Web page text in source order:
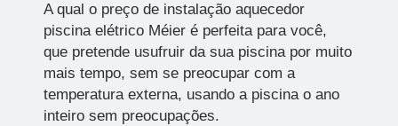
A qual o preço de instalação aquecedor
piscina elétrico Méier é perfeita para você,
que pretende usufruir da sua piscina por muito
mais tempo, sem se preocupar com a
temperatura externa, usando a piscina o ano
inteiro sem preocupações.